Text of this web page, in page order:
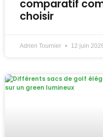
comparatif
choisir
Adrien Tournier 12 juin